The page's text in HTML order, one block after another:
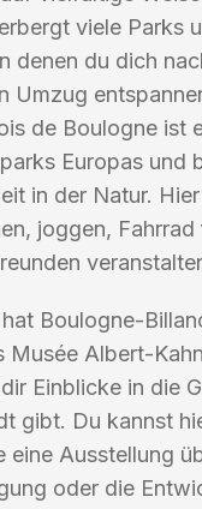
viele Parks
denen du dich
Umzug
de Boulogne ist
Europas und
in der Natur.
joggen,
Boulogne-
Musée Albert-
Einblicke in die
gibt. Du kannst
eine Ausstellung
oder die